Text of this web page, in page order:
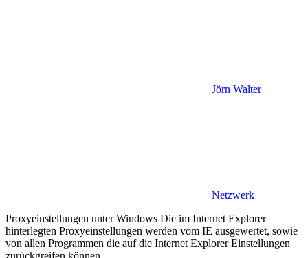
Jörn Walter
Netzwerk
Proxyeinstellungen unter Windows Die im Internet Explorer
hinterlegten Proxyeinstellungen werden vom IE ausgewertet, sowie
von allen Programmen die auf die Internet Explorer Einstellungen